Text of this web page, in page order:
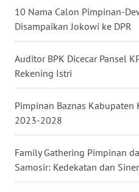
10 Nama Calon Pimpinan-
Disampaikan Jokowi ke DPR
Auditor BPK Dicecar Pansel
Rekening Istri
Pimpinan Baznas
2023-2028
Family Gathering Pimpinan
Samosir: Kedekatan dan
WN
WN
MALUT
WN
DAIRI
WN
DANAU
TOBA